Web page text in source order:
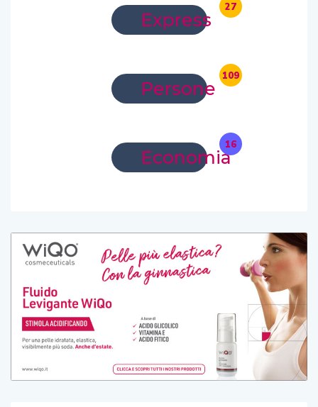
Express
27
Persone
109
Economia
16